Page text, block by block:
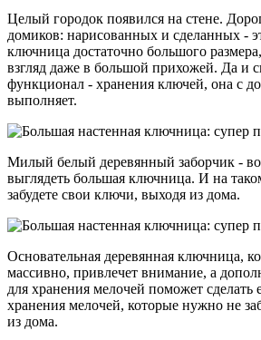
Целый городок появился на стене.
домиков: нарисованных и сделанных -
ключница достаточно большого
взгляд даже в большой прихожей. Да и
функционал - хранения ключей, она с
выполняет.
Милый белый деревянный заборчик -
выглядеть большая ключница. И на
забудете свои ключи, выходя из дома.
Основательная деревянная ключница,
массивно, привлечет внимание, а
для хранения мелочей поможет сделать
хранения мелочей, которые нужно не
из дома.